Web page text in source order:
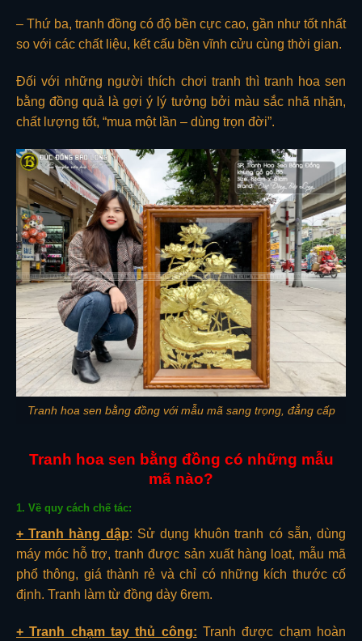
– Thứ ba, tranh đồng có độ bền cực cao, gần như tốt nhất
so với các chất liệu, kết cấu bền vĩnh cửu cùng thời gian.
Đối với những người thích chơi tranh thì tranh hoa sen
bằng đồng quả là gợi ý lý tưởng bởi màu sắc nhã nhặn,
chất lượng tốt, “mua một lần – dùng trọn đời”.
Tranh hoa sen bằng đồng với mẫu mã sang trọng, đẳng cấp
Tranh hoa sen bằng đồng có những mẫu
mã nào?
1. Về quy cách chế tác:
+ Tranh hàng dập: Sử dụng khuôn tranh có sẵn, dùng
máy móc hỗ trợ, tranh được sản xuất hàng loạt, mẫu mã
phổ thông, giá thành rẻ và chỉ có những kích thước cố
định. Tranh làm từ đồng dày 6rem.
+ Tranh chạm tay thủ công: Tranh được chạm hoàn